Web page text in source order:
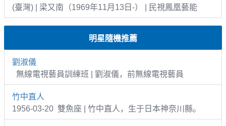
(臺灣) | 梁又南（1969年11月13日-） | 民視鳳凰藝能
明星隨機推薦
劉淑儀
無線電視藝員訓練班 | 劉淑儀，前無線電視藝員
竹中直人
1956-03-20 雙魚座 | 竹中直人，生于日本神奈川縣。